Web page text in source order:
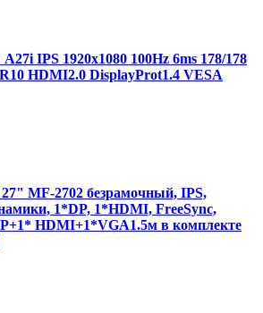
IPS 1920x1080 100Hz 6ms 178/178
HDMI2.0 DisplayProt1.4 VESA
MF-2702 безрамочный, IPS,
1*DP, 1*HDMI, FreeSync,
HDMI+1*VGA1.5м в комплекте